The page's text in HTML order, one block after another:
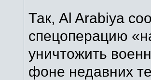
Так, Al Arabiya
спецоперацию
уничтожить
фоне недавних